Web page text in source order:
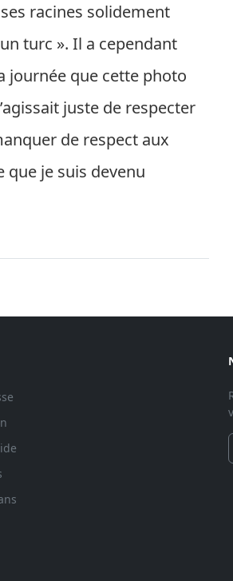
racines solidement
turc ». Il a cependant
journée que cette photo
juste de respecter
de respect aux
que je suis devenu